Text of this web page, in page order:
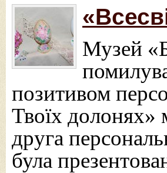
Музей
позитивом
Твоїх долонях»
друга
була